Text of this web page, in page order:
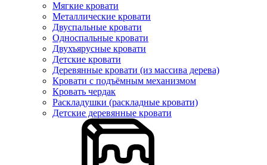
Мягкие кровати
Металлические кровати
Двуспальные кровати
Односпальные кровати
Двухъярусные кровати
Детские кровати
Деревянные кровати (из массива дерева)
Кровати с подъёмным механизмом
Кровать чердак
Раскладушки (раскладные кровати)
Детские деревянные кровати